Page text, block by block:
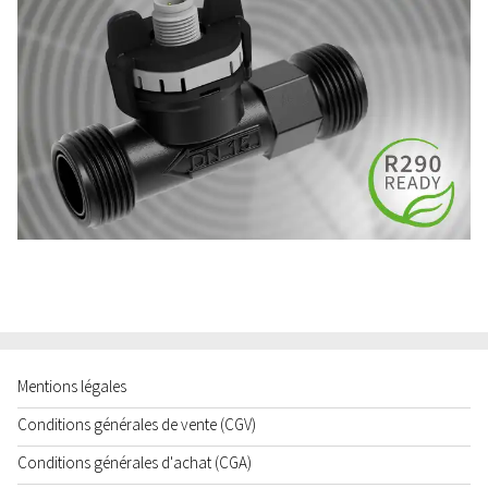
Mentions légales
Conditions générales de vente (CGV)
Conditions générales d'achat (CGA)